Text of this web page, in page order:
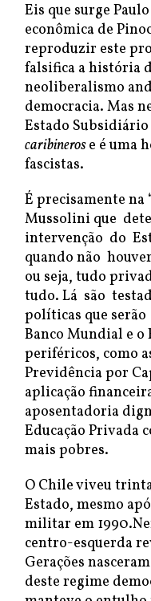
Eis que surge
econômica de
reproduzir este
falsifica a história
neoliberalismo
democracia. Mas
Estado
caribinerose é uma
fascistas.
É precisamente na
Mussolini que
intervenção do
quando não
ou seja, tudo
tudo. Lá são
políticas que
Banco Mundial e o
periféricos, como
Previdência por
aplicação
aposentadoria
Educação Privada
mais pobres.
O Chile viveu
Estado, mesmo
militar em
centro-esquerda
Gerações
deste regime